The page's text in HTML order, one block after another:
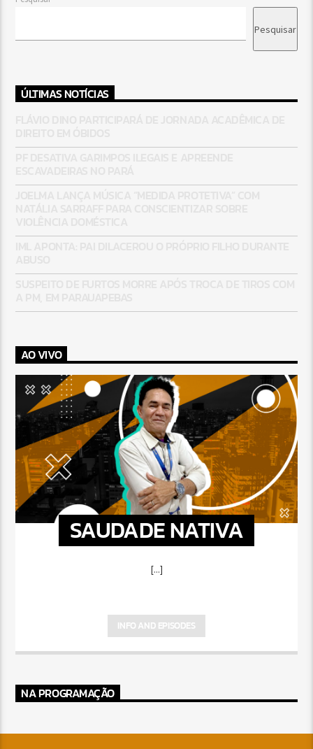
Pesquisar
ÚLTIMAS NOTÍCIAS
AO VIVO
SAUDADE NATIVA
[...]
INFO AND EPISODES
NA PROGRAMAÇÃO